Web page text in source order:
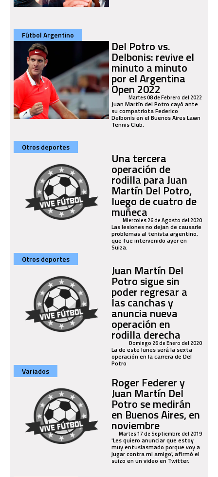
Fútbol Argentino
Del Potro vs.
Delbonis: revive el
minuto a minuto
por el Argentina
Open 2022
Martes 08 de Febrero del 2022
Juan Martín del Potro cayó ante
su compatriota Federico
Delbonis en el Buenos Aires Lawn
Tennis Club.
Otros deportes
Una tercera
operación de
rodilla para Juan
Martín Del Potro,
luego de cuatro de
muñeca
Miercoles 26 de Agosto del 2020
Las lesiones no dejan de causarle
problemas al tenista argentino,
que fue intervenido ayer en
Suiza.
Otros deportes
Juan Martín Del
Potro sigue sin
poder regresar a
las canchas y
anuncia nueva
operación en
rodilla derecha
Domingo 26 de Enero del 2020
La de este lunes será la sexta
operación en la carrera de Del
Potro
Variados
Roger Federer y
Juan Martín Del
Potro se medirán
en Buenos Aires, en
noviembre
Martes 17 de Septiembre del 2019
'Les quiero anunciar que estoy
muy entusiasmado porque voy a
jugar contra mi amigo', afirmó el
suizo en un video en Twitter.